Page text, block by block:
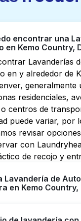
encontrar una
en Kemo Country,
Lavanderías
en y alrededor de
generalmente
residenciales,
centros de
puede variar, por
revisar
con
de recojo y
Lavandería de
en Kemo Country,